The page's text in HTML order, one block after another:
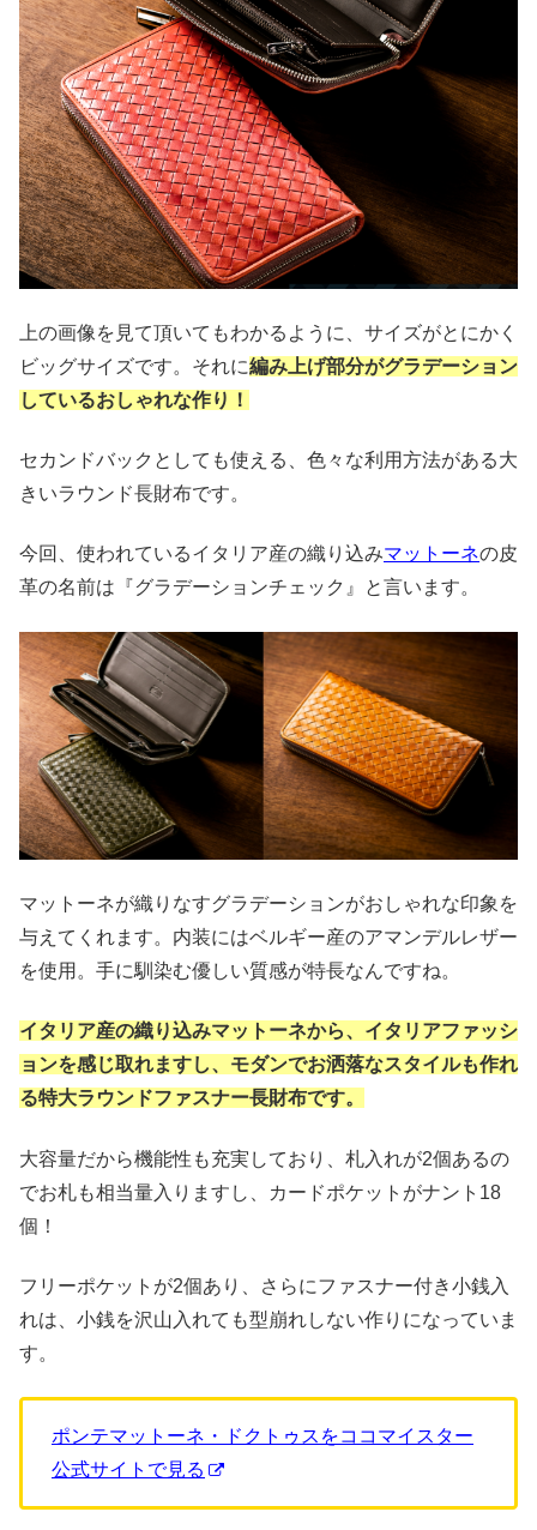
上の画像を見て頂いてもわかるように、サイズがとにかく
ビッグサイズです。それに編み上げ部分がグラデーション
しているおしゃれな作り！
セカンドバックとしても使える、色々な利用方法がある大
きいラウンド長財布です。
今回、使われているイタリア産の織り込みマットーネの皮
革の名前は『グラデーションチェック』と言います。
マットーネが織りなすグラデーションがおしゃれな印象を
与えてくれます。内装にはベルギー産のアマンデルレザー
を使用。手に馴染む優しい質感が特長なんですね。
イタリア産の織り込みマットーネから、イタリアファッシ
ョンを感じ取れますし、モダンでお洒落なスタイルも作れ
る特大ラウンドファスナー長財布です。
大容量だから機能性も充実しており、札入れが2個あるの
でお札も相当量入りますし、カードポケットがナント18
個！
フリーポケットが2個あり、さらにファスナー付き小銭入
れは、小銭を沢山入れても型崩れしない作りになっていま
す。
ポンテマットーネ・ドクトゥスをココマイスター
公式サイトで見る